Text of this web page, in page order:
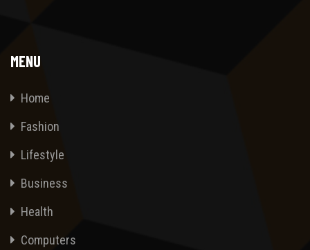
MENU
Home
Fashion
Lifestyle
Business
Health
Computers